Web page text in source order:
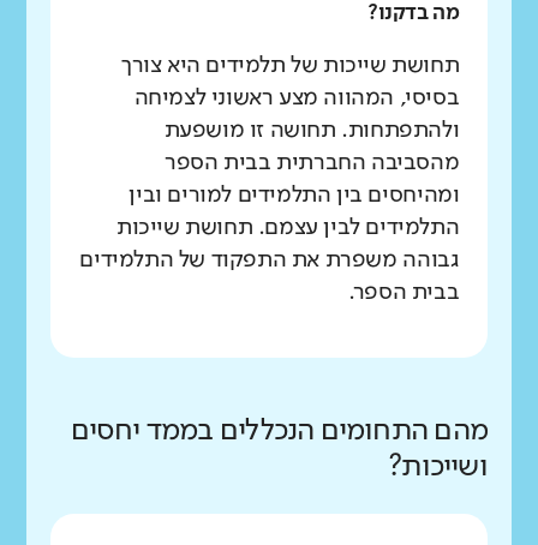
מה בדקנו?
תחושת שייכות של תלמידים היא צורך
בסיסי, המהווה מצע ראשוני לצמיחה
ולהתפתחות. תחושה זו מושפעת
מהסביבה החברתית בבית הספר
ומהיחסים בין התלמידים למורים ובין
התלמידים לבין עצמם. תחושת שייכות
גבוהה משפרת את התפקוד של התלמידים
בבית הספר.
מהם התחומים הנכללים בממד יחסים
ושייכות?